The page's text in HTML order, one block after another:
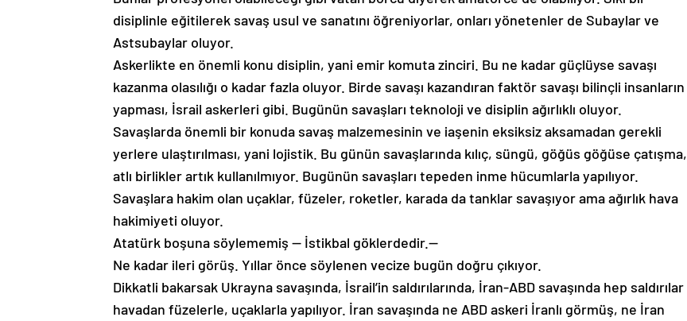
disiplinle eğitilerek savaş usul ve sanatını öğreniyorlar, onları yönetenler de Subaylar ve
Astsubaylar oluyor.
Askerlikte en önemli konu disiplin, yani emir komuta zinciri. Bu ne kadar güçlüyse savaşı
kazanma olasılığı o kadar fazla oluyor. Birde savaşı kazandıran faktör savaşı bilinçli insanların
yapması, İsrail askerleri gibi. Bugünün savaşları teknoloji ve disiplin ağırlıklı oluyor.
Savaşlarda önemli bir konuda savaş malzemesinin ve iaşenin eksiksiz aksamadan gerekli
yerlere ulaştırılması, yani lojistik. Bu günün savaşlarında kılıç, süngü, göğüs göğüse çatışma,
atlı birlikler artık kullanılmıyor. Bugünün savaşları tepeden inme hücumlarla yapılıyor.
Savaşlara hakim olan uçaklar, füzeler, roketler, karada da tanklar savaşıyor ama ağırlık hava
hakimiyeti oluyor.
Atatürk boşuna söylememiş — İstikbal göklerdedir.—
Ne kadar ileri görüş. Yıllar önce söylenen vecize bugün doğru çıkıyor.
Dikkatli bakarsak Ukrayna savaşında, İsrail’in saldırılarında, İran-ABD savaşında hep saldırılar
havadan füzelerle, uçaklarla yapılıyor. İran savaşında ne ABD askeri İranlı görmüş, ne İran